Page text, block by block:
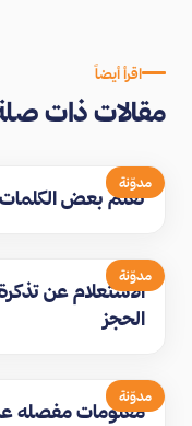
اقرأ أيضاً
مقالات ذات
مدوّنة
تعلم بعض الكلمات
مدوّنة
الاستعلام عن
الحجز
مدوّنة
معلومات مفصله